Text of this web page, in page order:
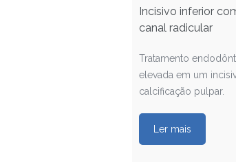
Incisivo inferior
canal radicular
Tratamento
elevada em um
calcificação pulpar.
Ler mais